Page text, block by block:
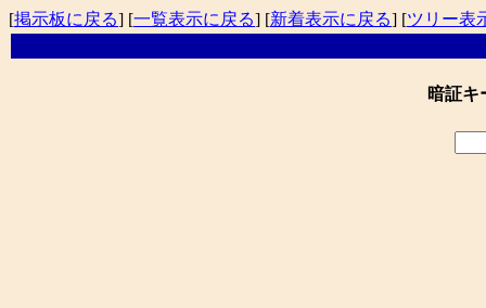
[掲示板に戻る] [一覧表示に戻る] [新着表示に戻る] [ツリー表
暗証キ